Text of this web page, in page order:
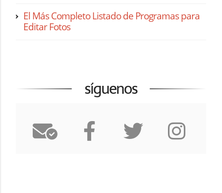
El Más Completo Listado de Programas para
Editar Fotos
síguenos